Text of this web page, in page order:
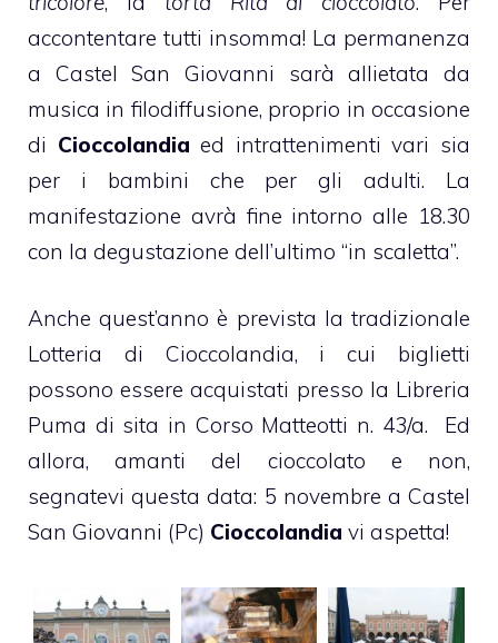
accontentare tutti insomma! La permanenza
a Castel San Giovanni sarà allietata da
musica in filodiffusione, proprio in occasione
di Cioccolandia ed intrattenimenti vari sia
per i bambini che per gli adulti. La
manifestazione avrà fine intorno alle 18.30
con la degustazione dell’ultimo “in scaletta”.
Anche quest’anno è prevista la tradizionale
Lotteria di Cioccolandia, i cui biglietti
possono essere acquistati presso la Libreria
Puma di sita in Corso Matteotti n. 43/a. Ed
allora, amanti del cioccolato e non,
segnatevi questa data: 5 novembre a Castel
San Giovanni (Pc) Cioccolandia vi aspetta!